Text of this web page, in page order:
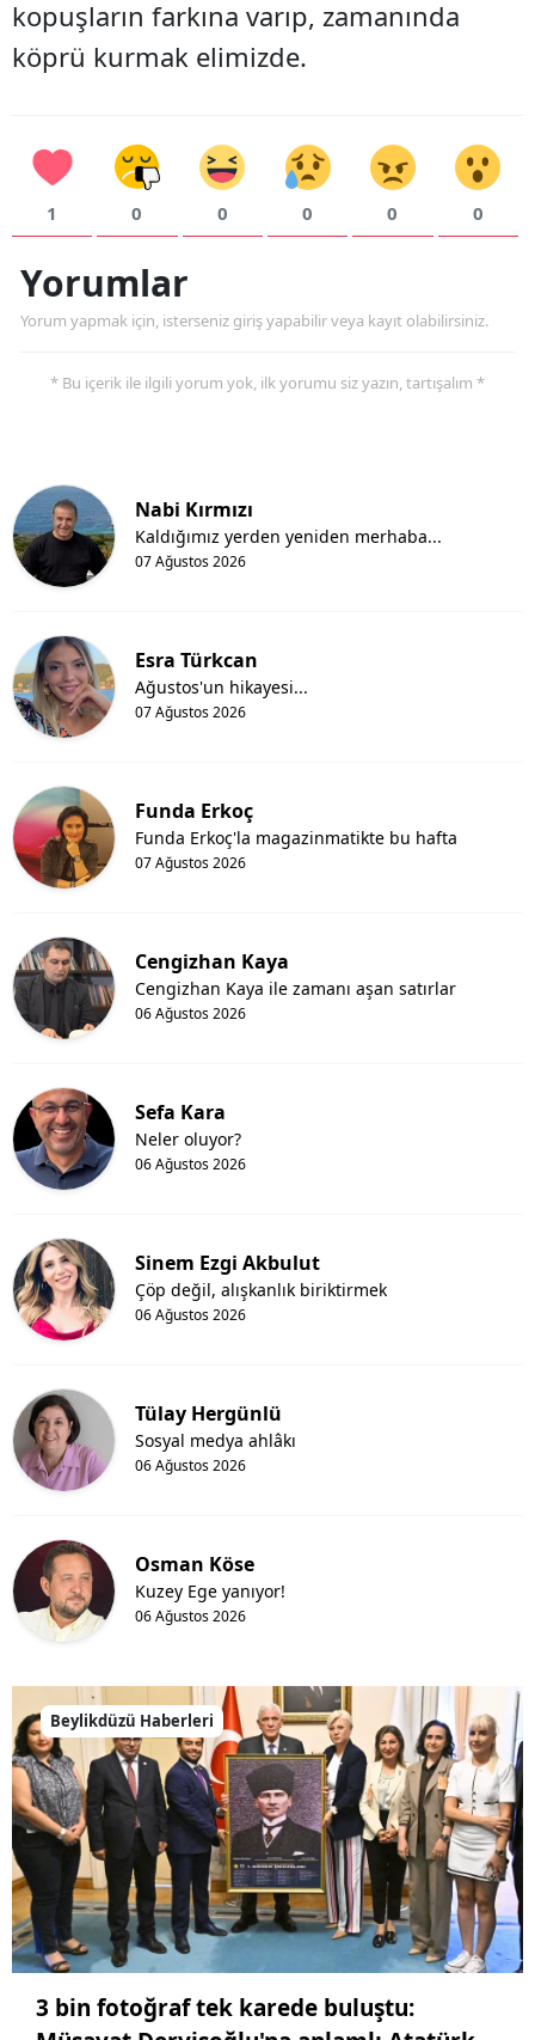
kopuşların farkına varıp, zamanında
köprü kurmak elimizde.
1 0 0 0 0 0
Yorumlar
Yorum yapmak için, isterseniz giriş yapabilir veya kayıt olabilirsiniz.
* Bu içerik ile ilgili yorum yok, ilk yorumu siz yazın, tartışalım *
Nabi Kırmızı
07 Ağustos 2026
Kaldığımız yerden yeniden merhaba...
Esra Türkcan
07 Ağustos 2026
Ağustos'un hikayesi...
Funda Erkoç
07 Ağustos 2026
Funda Erkoç'la magazinmatikte bu hafta
Cengizhan Kaya
06 Ağustos 2026
Cengizhan Kaya ile zamanı aşan satırlar
Sefa Kara
06 Ağustos 2026
Neler oluyor?
Sinem Ezgi Akbulut
06 Ağustos 2026
Çöp değil, alışkanlık biriktirmek
Tülay Hergünlü
06 Ağustos 2026
Sosyal medya ahlâkı
Osman Köse
06 Ağustos 2026
Kuzey Ege yanıyor!
Beylikdüzü Haberleri
3 bin fotoğraf tek karede buluştu: